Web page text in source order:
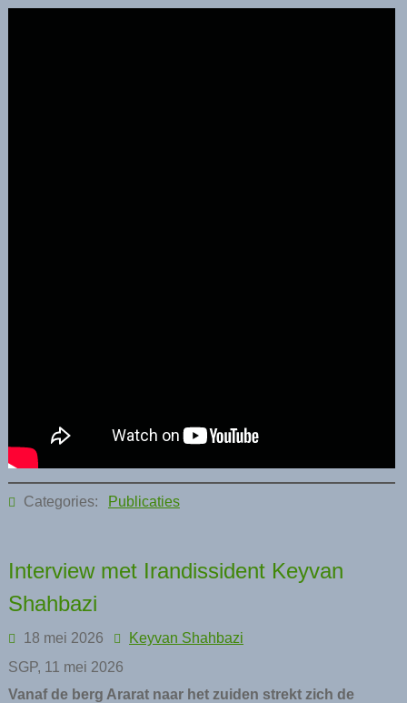
Categories: Publicaties
Interview met Irandissident Keyvan
Shahbazi
18 mei 2026
Keyvan Shahbazi
SGP, 11 mei 2026
Vanaf de berg Ararat naar het zuiden strekt zich de